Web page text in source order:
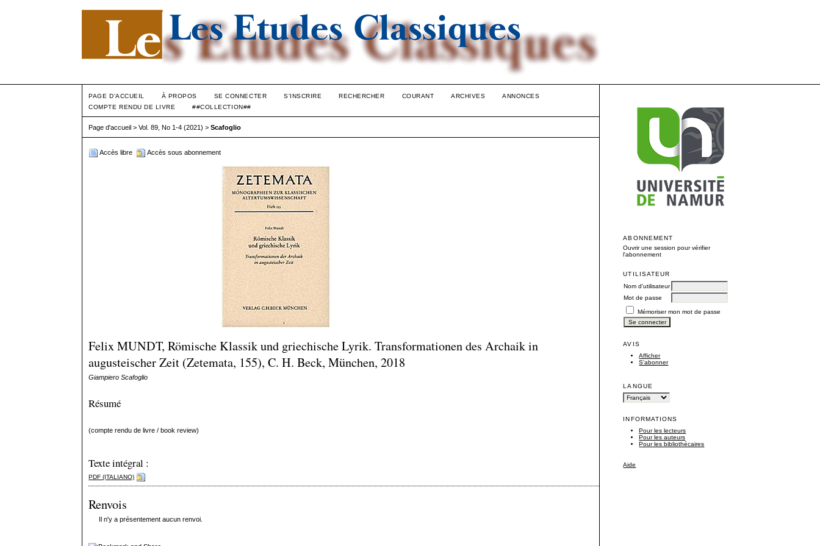
ABONNEMENT
Ouvrir une session pour vérifier
l'abonnement
UTILISATEUR
Nom d'utilisateur
Mot de passe
Mémoriser mon mot de passe
AVIS
Afficher
S'abonner
LANGUE
INFORMATIONS
Pour les lecteurs
Pour les auteurs
Pour les bibliothécaires
Aide
PAGE D'ACCUEIL À PROPOS SE CONNECTER S'INSCRIRE RECHERCHER COURANT ARCHIVES
ANNONCES
COMPTE RENDU DE LIVRE
##COLLECTION##
Page d'accueil >Vol. 89, No 1-4 (2021) >Scafoglio
Accès libre Accès sous abonnement
Felix MUNDT, Römische Klassik und griechische Lyrik. Transformationen des Archaik in
augusteischer Zeit (Zetemata, 155), C. H. Beck, München, 2018
Giampiero Scafoglio
Résumé
(compte rendu de livre / book review)
Texte intégral :
PDF (ITALIANO)
Renvois
Il n'y a présentement aucun renvoi.